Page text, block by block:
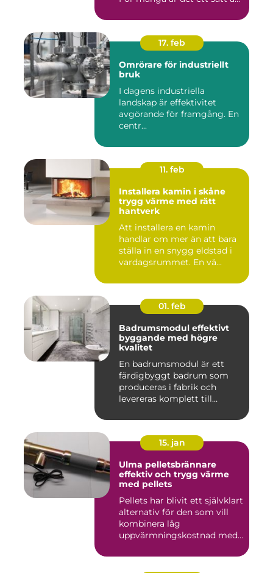
17. feb
Omrörare för industriellt
bruk
I dagens industriella
landskap är effektivitet
avgörande för framgång. En
centr...
11. feb
Installera kamin i skåne
trygg värme med rätt
hantverk
Att installera en kamin
handlar om mer än att bara
ställa in en snygg eldstad i
vardagsrummet. En vä...
01. feb
Badrumsmodul effektivt
byggande med högre
kvalitet
En badrumsmodul är ett
färdigbyggt badrum som
produceras i fabrik och
levereras komplett till
15. jan
Ulma pelletsbrännare
effektiv och trygg värme
med pellets
Pellets har blivit ett självklart
alternativ för den som vill
kombinera låg
uppvärmningskostnad med